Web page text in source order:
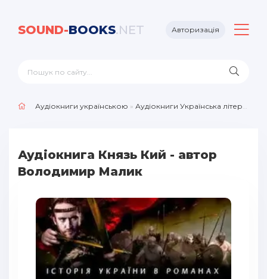
SOUND-BOOKS.NET Авторизація
Аудіокниги українською » Аудіокниги Українська література
Аудіокнига Князь Кий - автор
Володимир Малик